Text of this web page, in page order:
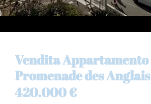
Vendita Appartamento
Promenade des Anglais
420.000 €